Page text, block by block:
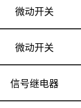
微动开关
微动开关
信号继电器